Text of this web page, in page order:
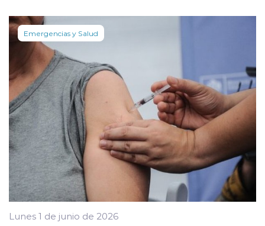
Emergencias y Salud
Lunes 1 de junio de 2026